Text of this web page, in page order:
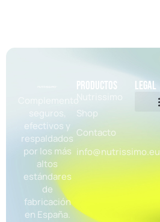
Complemento
seguros,
efectivos y
respaldados
por los más
altos
estándares
de
fabricación
en España.
Productos
Shop
Contacto
info@nutrissimo.eu
legal